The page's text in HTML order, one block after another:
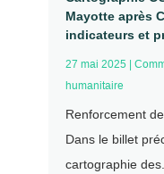
Mayotte après
indicateurs et
27 mai 2025
humanitaire
Renforcement
Dans le billet
cartographie